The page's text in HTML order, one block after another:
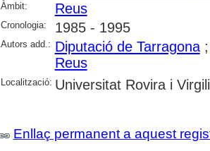
Àmbit: Reus
Cronologia: 1985 - 1995
Autors add.: Diputació de Tarragona
Reus
Localització: Universitat Rovira i
Enllaç permanent a aquest